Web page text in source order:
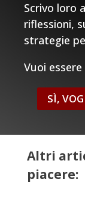
Scrivo loro
riflessioni,
strategie
Vuoi
SÌ,
Altri
piacere: